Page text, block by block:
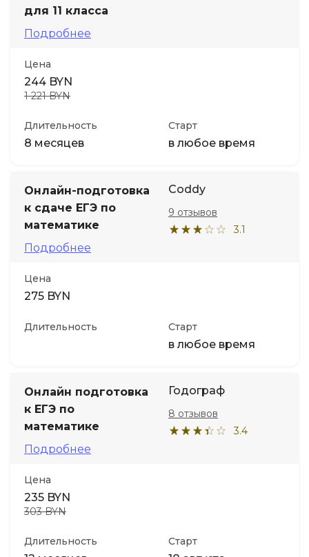
для 11 класса
Подробнее
Цена
244 BYN
1 221 BYN
Длительность
8 месяцев
Старт
в любое время
Онлайн-подготовка
к сдаче ЕГЭ по
математике
Подробнее
Coddy
3.1
9 отзывов
Цена
275 BYN
Длительность Старт
в любое время
Онлайн подготовка
к ЕГЭ по
математике
Подробнее
Годограф
3.4
8 отзывов
Цена
235 BYN
303 BYN
Длительность Старт